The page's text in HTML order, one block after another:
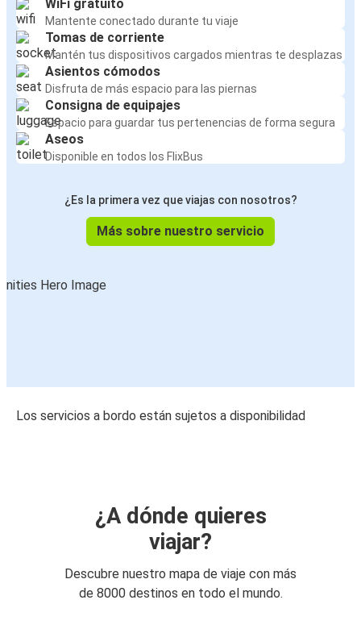
WiFi gratuito
Mantente conectado durante tu viaje
Tomas de corriente
Mantén tus dispositivos cargados mientras te desplazas
Asientos cómodos
Disfruta de más espacio para las piernas
Consigna de equipajes
Espacio para guardar tus pertenencias de forma segura
Aseos
Disponible en todos los FlixBus
¿Es la primera vez que viajas con nosotros?
Más sobre nuestro servicio
Los servicios a bordo están sujetos a disponibilidad
¿A dónde quieres
viajar?
Descubre nuestro mapa de viaje con más
de 8000 destinos en todo el mundo.